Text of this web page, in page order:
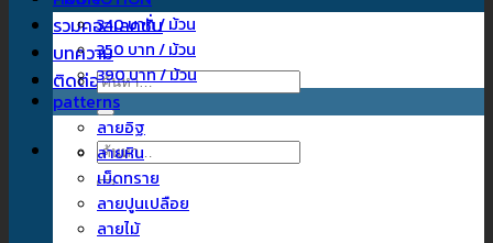
รวมคอลเลคชั่น
บทความ
ติดต่อเรา
ค้นหา:
ค้นหา:
340 บาท / ม้วน
350 บาท / ม้วน
390 บาท / ม้วน
patterns
ลายอิฐ
ลายหิน
เม็ดทราย
ลายปูนเปลือย
ลายไม้